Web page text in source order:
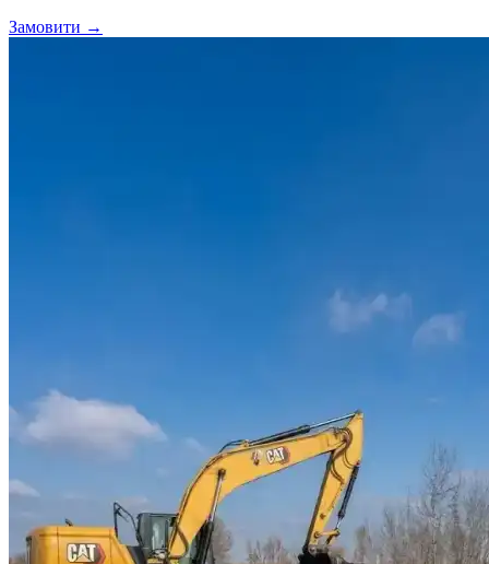
Замовити →